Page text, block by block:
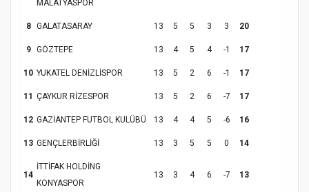
MALATYASPOR
8 GALATASARAY 13 5 5 3 3 20
9 GÖZTEPE 13 4 5 4 -1 17
10 YUKATEL DENİZLİSPOR 13 5 2 6 -1 17
11 ÇAYKUR RİZESPOR 13 5 2 6 -7 17
12 GAZİANTEP FUTBOL KULÜBÜ 13 4 4 5 -6 16
13 GENÇLERBİRLİĞİ 13 3 5 5 0 14
14
İTTİFAK HOLDİNG
KONYASPOR
13 3 4 6 -7 13